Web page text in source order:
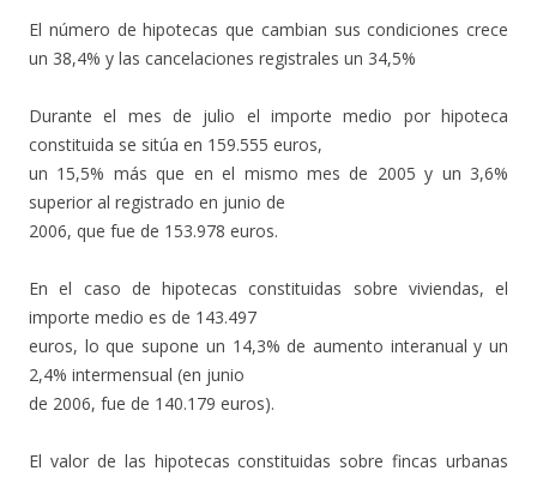
El número de hipotecas que cambian sus condiciones crece
un 38,4% y las cancelaciones registrales un 34,5%
Durante el mes de julio el importe medio por hipoteca
constituida se sitúa en 159.555 euros,
un 15,5% más que en el mismo mes de 2005 y un 3,6%
superior al registrado en junio de
2006, que fue de 153.978 euros.
En el caso de hipotecas constituidas sobre viviendas, el
importe medio es de 143.497
euros, lo que supone un 14,3% de aumento interanual y un
2,4% intermensual (en junio
de 2006, fue de 140.179 euros).
El valor de las hipotecas constituidas sobre fincas urbanas